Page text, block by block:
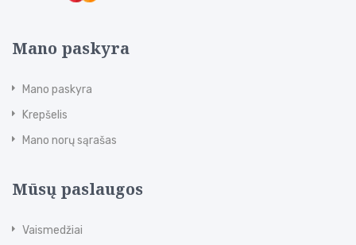
Mano paskyra
Mano paskyra
Krepšelis
Mano norų sąrašas
Mūsų paslaugos
Vaismedžiai